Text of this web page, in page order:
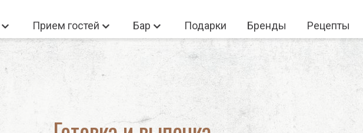
Прием гостей Бар Подарки Бренды Рецепты
Новый пользователь\гость
Новый пользователь